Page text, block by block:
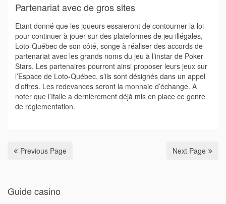
Partenariat avec de gros sites
Etant donné que les joueurs essaieront de contourner la loi
pour continuer à jouer sur des plateformes de jeu illégales,
Loto-Québec de son côté, songe à réaliser des accords de
partenariat avec les grands noms du jeu à l’instar de Poker
Stars. Les partenaires pourront ainsi proposer leurs jeux sur
l’Espace de Loto-Québec, s’ils sont désignés dans un appel
d’offres. Les redevances seront la monnaie d’échange. A
noter que l’Italie a dernièrement déjà mis en place ce genre
de réglementation.
Previous Page Next Page
Guide casino